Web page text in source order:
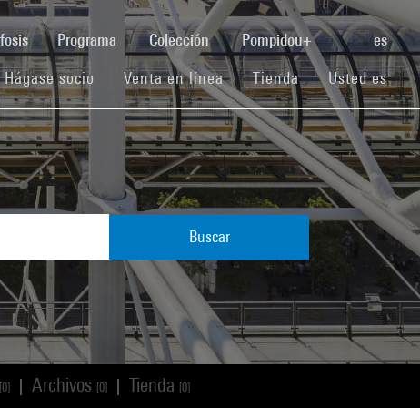
(current)Programa Colección Pompidou+ es
Hágase socio (current)
Venta en línea(current)
Tienda(current)Usted es
Buscar
[0] Archivos [0] Tienda [0]